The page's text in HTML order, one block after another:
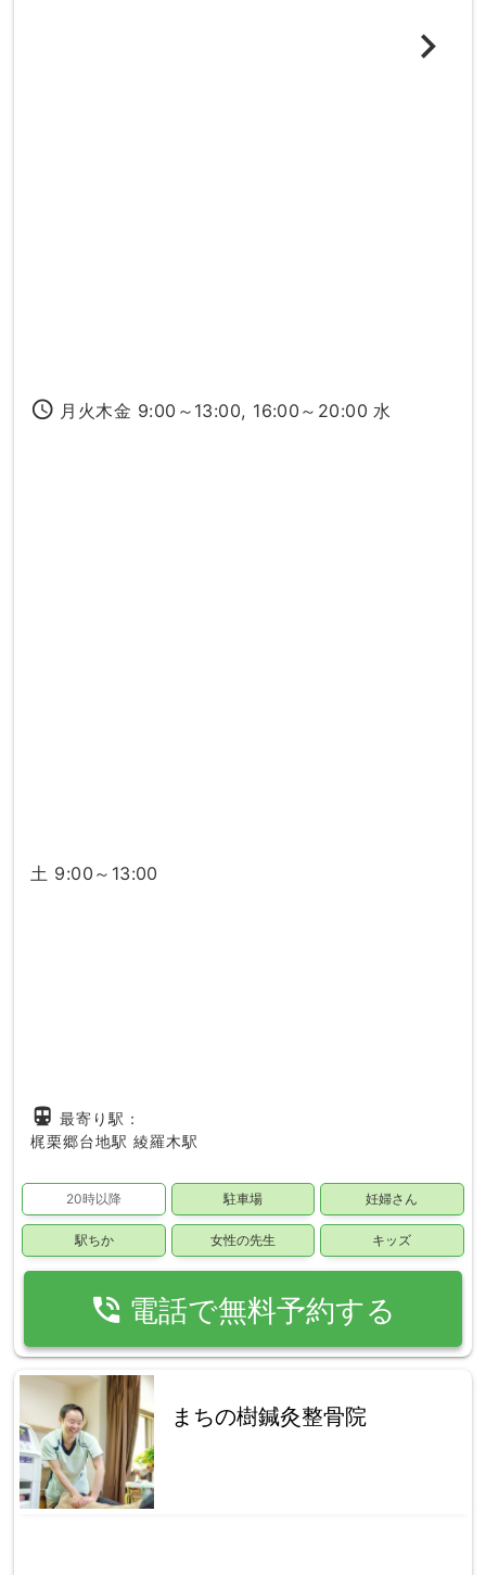
access_time 月火木金 9:00～13:00, 16:00～20:00 水
土 9:00～13:00
directions_subway 最寄り駅：
梶栗郷台地駅 綾羅木駅
20時以降 駐車場 妊婦さん
駅ちか 女性の先生 キッズ
phone_in_talk 電話で無料予約する
まちの樹鍼灸整骨院